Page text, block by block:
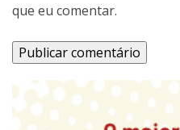
que eu comentar.